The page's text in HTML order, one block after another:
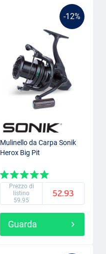
-12%
Mulinello da Carpa Sonik
Herox Big Pit
Prezzo di
listino
59.95
52.93
Guarda